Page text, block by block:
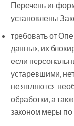
Перечень
установлены
требовать от
данных, их
если
устаревшими,
не являются
обработки, а
законом меры по